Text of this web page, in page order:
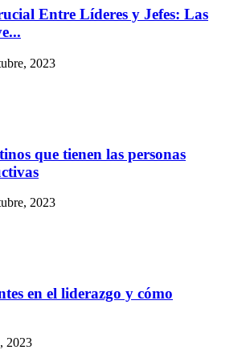
Entre Líderes y Jefes: Las
2023
que tienen las personas
2023
en el liderazgo y cómo
2023